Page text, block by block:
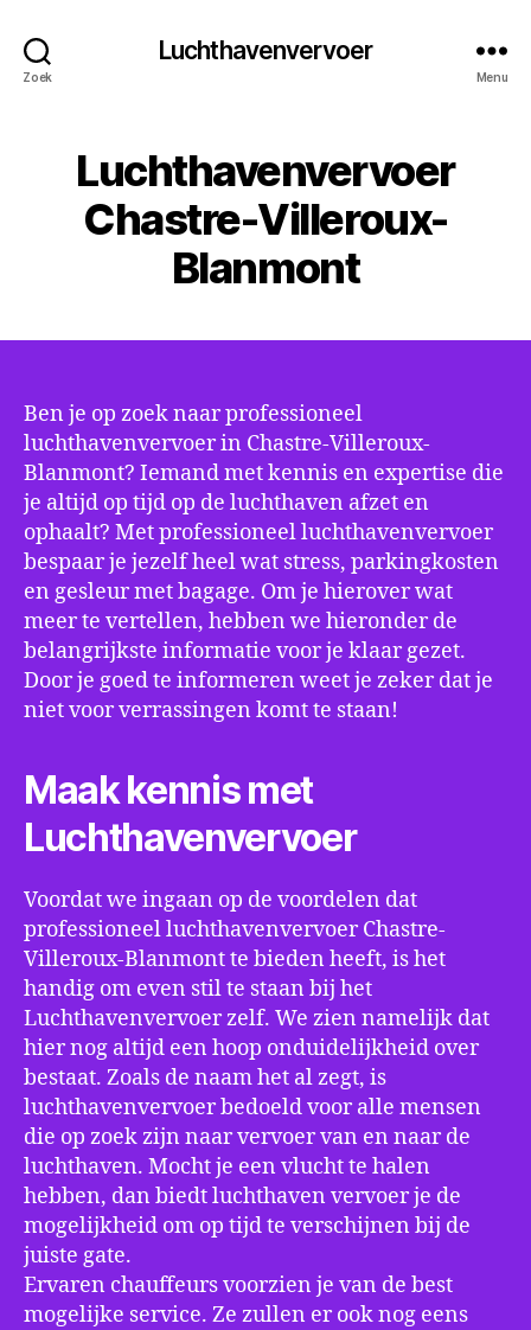
Zoek
Luchthavenvervoer
Menu
Luchthavenvervoer
Chastre-Villeroux-
Blanmont
Ben je op zoek naar professioneel
luchthavenvervoer in Chastre-Villeroux-
Blanmont? Iemand met kennis en expertise die
je altijd op tijd op de luchthaven afzet en
ophaalt? Met professioneel luchthavenvervoer
bespaar je jezelf heel wat stress, parkingkosten
en gesleur met bagage. Om je hierover wat
meer te vertellen, hebben we hieronder de
belangrijkste informatie voor je klaar gezet.
Door je goed te informeren weet je zeker dat je
niet voor verrassingen komt te staan!
Maak kennis met
Luchthavenvervoer
Voordat we ingaan op de voordelen dat
professioneel luchthavenvervoer Chastre-
Villeroux-Blanmont te bieden heeft, is het
handig om even stil te staan bij het
Luchthavenvervoer zelf. We zien namelijk dat
hier nog altijd een hoop onduidelijkheid over
bestaat. Zoals de naam het al zegt, is
luchthavenvervoer bedoeld voor alle mensen
die op zoek zijn naar vervoer van en naar de
luchthaven. Mocht je een vlucht te halen
hebben, dan biedt luchthaven vervoer je de
mogelijkheid om op tijd te verschijnen bij de
juiste gate.
Ervaren chauffeurs voorzien je van de best
mogelijke service. Ze zullen er ook nog eens